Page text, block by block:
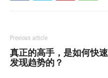
Previous article
真正的高手，是如何快速
发现趋势的？